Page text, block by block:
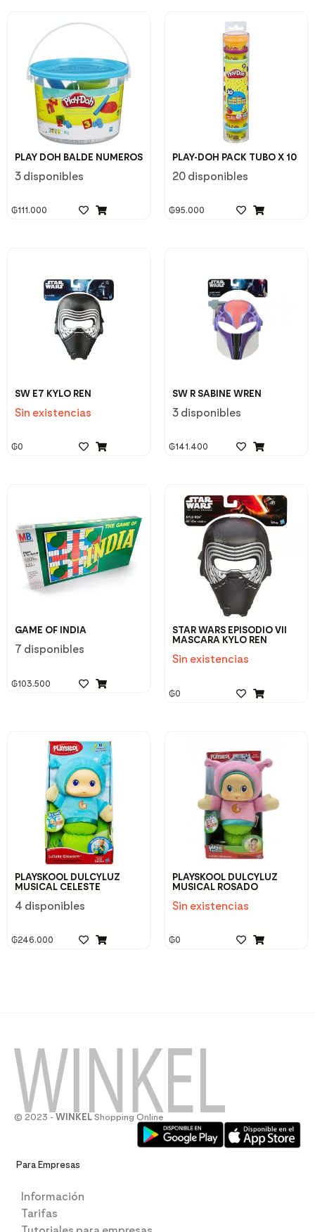
PLAY DOH BALDE NUMEROS
3 disponibles
₲111.000
PLAY-DOH PACK TUBO X 10
20 disponibles
₲95.000
SW E7 KYLO REN
Sin existencias
₲0
SW R SABINE WREN
3 disponibles
₲141.400
GAME OF INDIA
7 disponibles
₲103.500
STAR WARS EPISODIO VII
MASCARA KYLO REN
Sin existencias
₲0
PLAYSKOOL DULCYLUZ
MUSICAL CELESTE
4 disponibles
₲246.000
PLAYSKOOL DULCYLUZ
MUSICAL ROSADO
Sin existencias
₲0
© 2023 - WINKEL Shopping Online
Para Empresas
Información
Tarifas